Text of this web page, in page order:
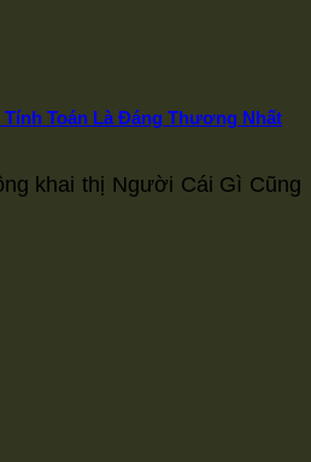
Toán Là Đáng Thương Nhất
khai thị Người Cái Gì Cũng